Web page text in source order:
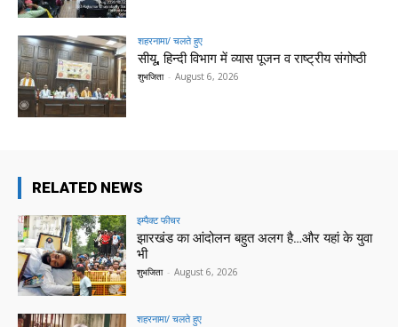
शहरनामा/ चलते हुए
सीयू, हिन्दी विभाग में व्यास पूजन व राष्ट्रीय संगोष्ठी
शुभजिता - August 6, 2026
RELATED NEWS
इम्पैक्ट फीचर
झारखंड का आंदोलन बहुत अलग है…और यहां के युवा
भी
शुभजिता - August 6, 2026
शहरनामा/ चलते हुए